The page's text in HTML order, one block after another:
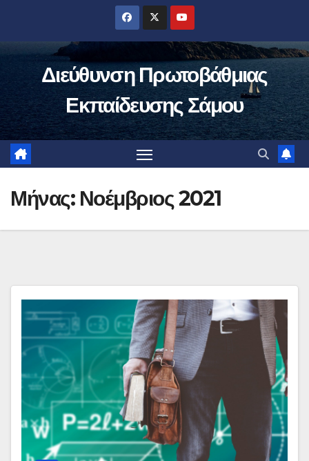
περιεχόμενο
Διεύθυνση Πρωτοβάθμιας
Εκπαίδευσης Σάμου
Μήνας: Νοέμβριος 2021